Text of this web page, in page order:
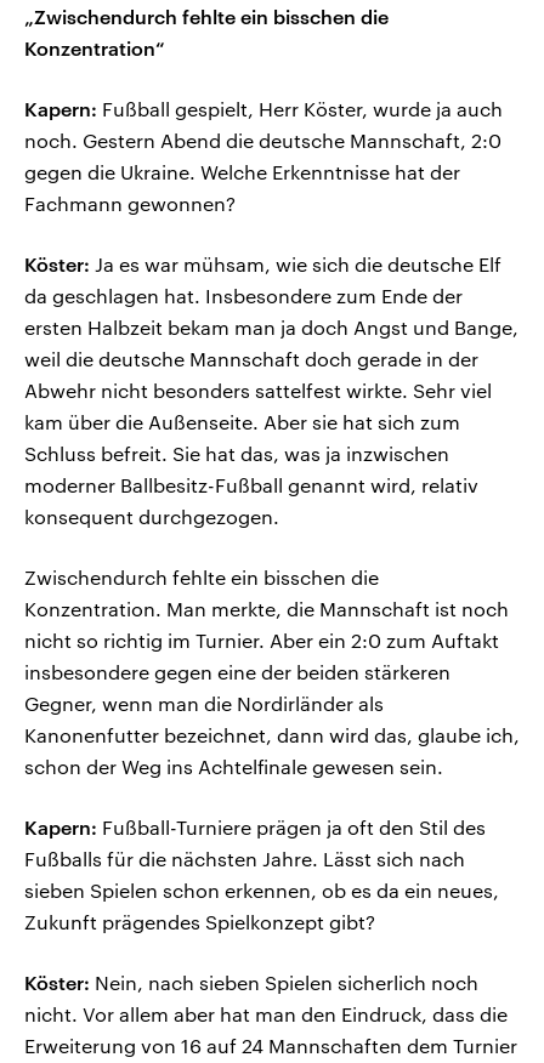
„Zwischendurch fehlte ein bisschen die
Konzentration“
Kapern: Fußball gespielt, Herr Köster, wurde ja auch
noch. Gestern Abend die deutsche Mannschaft, 2:0
gegen die Ukraine. Welche Erkenntnisse hat der
Fachmann gewonnen?
Köster: Ja es war mühsam, wie sich die deutsche Elf
da geschlagen hat. Insbesondere zum Ende der
ersten Halbzeit bekam man ja doch Angst und Bange,
weil die deutsche Mannschaft doch gerade in der
Abwehr nicht besonders sattelfest wirkte. Sehr viel
kam über die Außenseite. Aber sie hat sich zum
Schluss befreit. Sie hat das, was ja inzwischen
moderner Ballbesitz-Fußball genannt wird, relativ
konsequent durchgezogen.
Zwischendurch fehlte ein bisschen die
Konzentration. Man merkte, die Mannschaft ist noch
nicht so richtig im Turnier. Aber ein 2:0 zum Auftakt
insbesondere gegen eine der beiden stärkeren
Gegner, wenn man die Nordirländer als
Kanonenfutter bezeichnet, dann wird das, glaube ich,
schon der Weg ins Achtelfinale gewesen sein.
Kapern: Fußball-Turniere prägen ja oft den Stil des
Fußballs für die nächsten Jahre. Lässt sich nach
sieben Spielen schon erkennen, ob es da ein neues,
Zukunft prägendes Spielkonzept gibt?
Köster: Nein, nach sieben Spielen sicherlich noch
nicht. Vor allem aber hat man den Eindruck, dass die
Erweiterung von 16 auf 24 Mannschaften dem Turnier